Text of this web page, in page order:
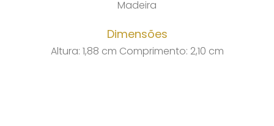
Madeira
Dimensões
Altura: 1,88 cm Comprimento: 2,10 cm